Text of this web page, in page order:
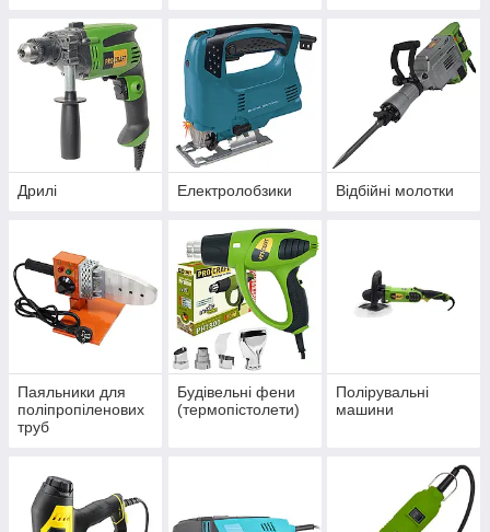
Дрилі Електролобзики Відбійні молотки
Паяльники для
поліпропіленових
труб
Будівельні фени
(термопістолети)
Полірувальні
машини